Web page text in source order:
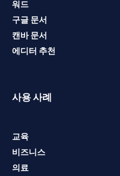
워드
구글 문서
캔바 문서
에디터 추천
사용 사례
교육
비즈니스
의료